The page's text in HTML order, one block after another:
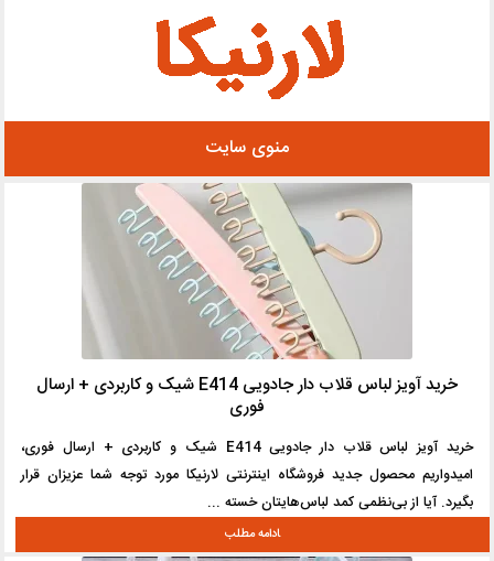
منوی سایت
خرید آویز لباس قلاب دار جادویی E414 شیک و کاربردی + ارسال
فوری
خرید آویز لباس قلاب دار جادویی E414 شیک و کاربردی + ارسال فوری،
امیدواریم محصول جدید فروشگاه اینترنتی لارنیکا مورد توجه شما عزیزان قرار
بگیرد. آیا از بی‌نظمی کمد لباس‌هایتان خسته ...